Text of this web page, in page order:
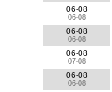
06-08
06-08
06-08
06-08
06-08
07-08
06-08
06-08